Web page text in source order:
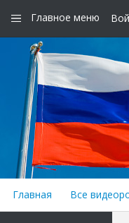
Главное меню
Главная Все